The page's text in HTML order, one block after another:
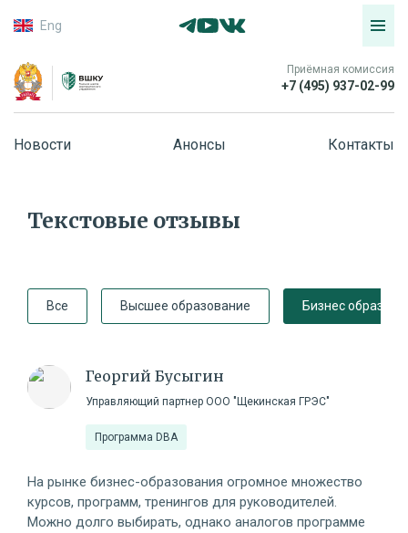
Eng
Приёмная комиссия
+7 (495) 937-02-99
Новости Анонсы Контакты
Текстовые отзывы
Все Высшее образование Бизнес
Георгий Бусыгин
Управляющий партнер ООО "Щекинская ГРЭС"
Программа DBA
На рынке бизнес-образования огромное множество
курсов, программ, тренингов для руководителей.
Можно долго выбирать, однако аналогов программе